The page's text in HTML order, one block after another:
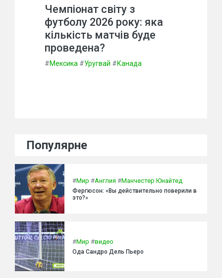
Чемпіонат світу з
футболу 2026 року: яка
кількість матчів буде
проведена?
#Мексика #Уругвай #Канада
Популярне
#Мир #Англия #Манчестер Юнайтед
Фергюсон: «Вы действительно поверили в
это?»
#Мир #видео
Ода Сандро Дель Пьеро